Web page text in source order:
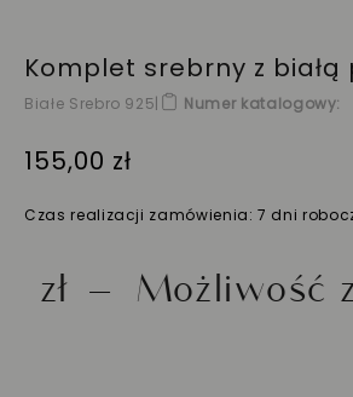
Komplet srebrny z białą
Białe Srebro 925| Numer katalogowy
155,00 zł
Czas realizacji zamówienia: 7 dni
Możliwość